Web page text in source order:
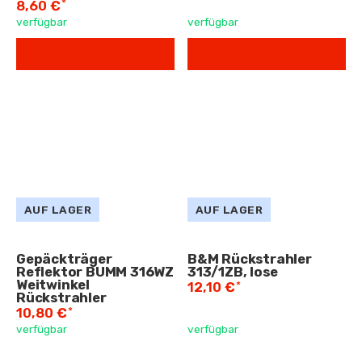
8,60 €
verfügbar
verfügbar
AUF LAGER
Gepäckträger
Reflektor BUMM 316WZ
Weitwinkel
Rückstrahler
10,80 €*
verfügbar
AUF LAGER
B&M Rückstrahler
313/1ZB, lose
12,10 €*
verfügbar